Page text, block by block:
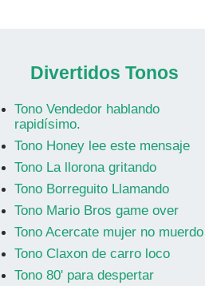
Divertidos Tonos
Tono Vendedor hablando
rapidísimo.
Tono Honey lee este mensaje
Tono La llorona gritando
Tono Borreguito Llamando
Tono Mario Bros game over
Tono Acercate mujer no muerdo
Tono Claxon de carro loco
Tono 80' para despertar